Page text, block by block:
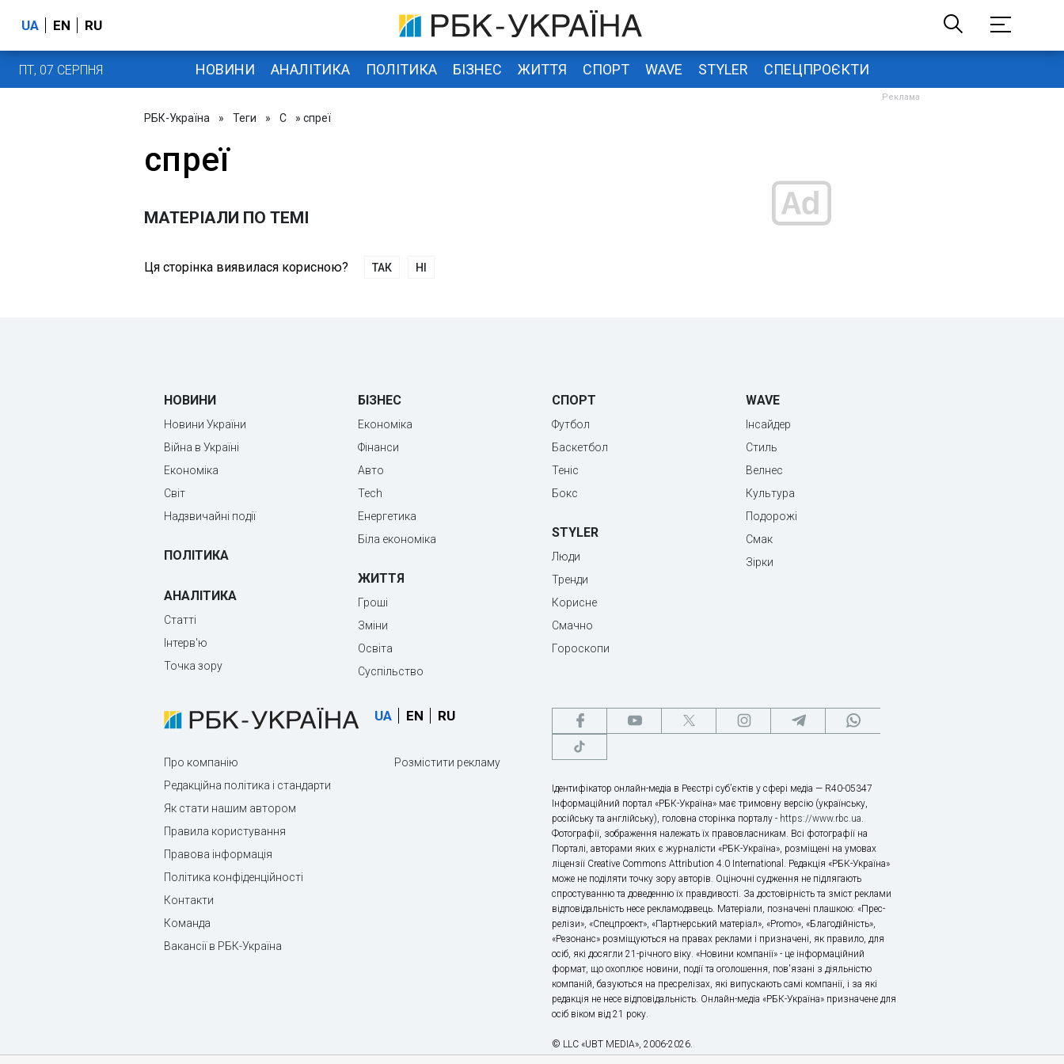
UA EN RU
ПТ, 07 СЕРПНЯ НОВИНИ АНАЛІТИКА ПОЛІТИКА БІЗНЕС ЖИТТЯ СПОРТ WAVE STYLER СПЕЦПРОЄКТИ
РБК-Україна » Теги » С » спреї
спреї
МАТЕРІАЛИ ПО ТЕМІ
Ця сторінка виявилася корисною? ТАК НІ
НОВИНИ
Новини України
Війна в Україні
Економіка
Світ
Надзвичайні події
ПОЛІТИКА
АНАЛІТИКА
Статті
Інтерв'ю
Точка зору
БІЗНЕС
Економіка
Фінанси
Авто
Tech
Енергетика
Біла економіка
ЖИТТЯ
Гроші
Зміни
Освіта
Суспільство
СПОРТ
Футбол
Баскетбол
Теніс
Бокс
STYLER
Люди
Тренди
Корисне
Смачно
Гороскопи
WAVE
Інсайдер
Стиль
Велнес
Культура
Подорожі
Смак
Зірки
UA EN RU
Про компанію
Редакційна політика і стандарти
Як стати нашим автором
Правила користування
Правова інформація
Політика конфіденційності
Контакти
Команда
Вакансії в РБК-Україна
Розмістити рекламу
Ідентифікатор онлайн-медіа в Реєстрі суб’єктів у сфері медіа — R40-05347
Інформаційний портал «РБК-Україна» має тримовну версію (українську,
російську та англійську), головна сторінка порталу - https://www.rbc.ua.
Фотографії, зображення належать їх правовласникам. Всі фотографії на
Порталі, авторами яких є журналісти «РБК-Україна», розміщені на умовах
ліцензії Creative Commons Attribution 4.0 International. Редакція «РБК-Україна»
може не поділяти точку зору авторів. Оціночні судження не підлягають
спростуванню та доведенню їх правдивості. За достовірність та зміст реклами
відповідальність несе рекламодавець. Матеріали, позначені плашкою: «Прес-
релізи», «Спецпроект», «Партнерський матеріал», «Promo», «Благодійність»,
«Резонанс» розміщуються на правах реклами і призначені, як правило, для
осіб, які досягли 21-річного віку. «Новини компанії» - це інформаційний
формат, що охоплює новини, події та оголошення, пов'язані з діяльністю
компаній, базуються на пресрелізах, які випускають самі компанії, і за які
редакція не несе відповідальність. Онлайн-медіа «РБК-Україна» призначене для
осіб віком від 21 року.
© LLC «UBT MEDIA», 2006-2026.